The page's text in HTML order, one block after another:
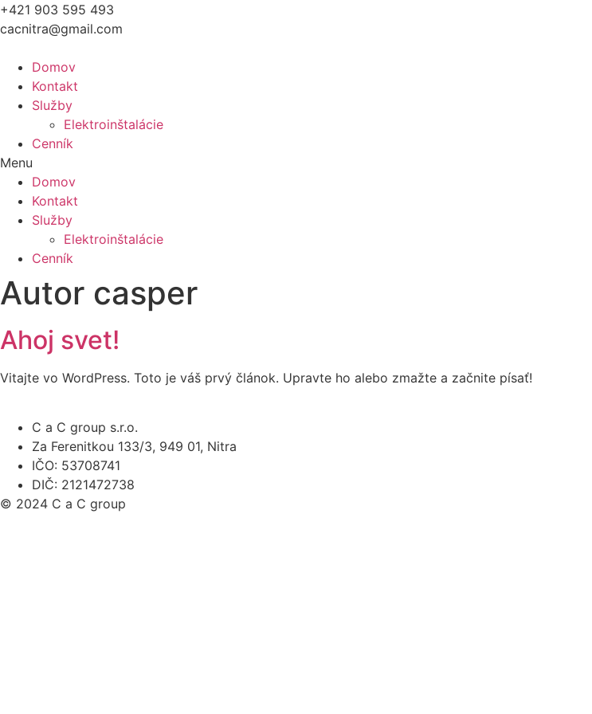
Preskočiť
na
+421 903 595 493
cacnitra@gmail.com
Domov
Kontakt
Služby
Elektroinštalácie
Cenník
Menu
Domov
Kontakt
Služby
Elektroinštalácie
Cenník
Autor casper
Ahoj svet!
Vitajte vo WordPress. Toto je váš prvý článok. Upravte ho alebo zmažte a začnite písať!
C a C group s.r.o.
Za Ferenitkou 133/3, 949 01, Nitra
IČO: 53708741
DIČ: 2121472738
© 2024 C a C group